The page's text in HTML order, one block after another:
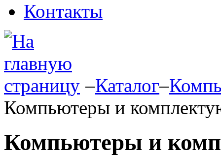
Контакты
–Каталог–
Компьютеры и
Компьютеры и